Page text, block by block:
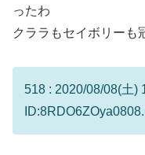
ったわ
クララもセイボリーも
518 : 2020/08/08(土)